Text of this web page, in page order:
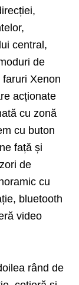
central,
de
Xenon
acționate
cu zonă
cu buton
față și
de
cu
bluetooth
video
rând de